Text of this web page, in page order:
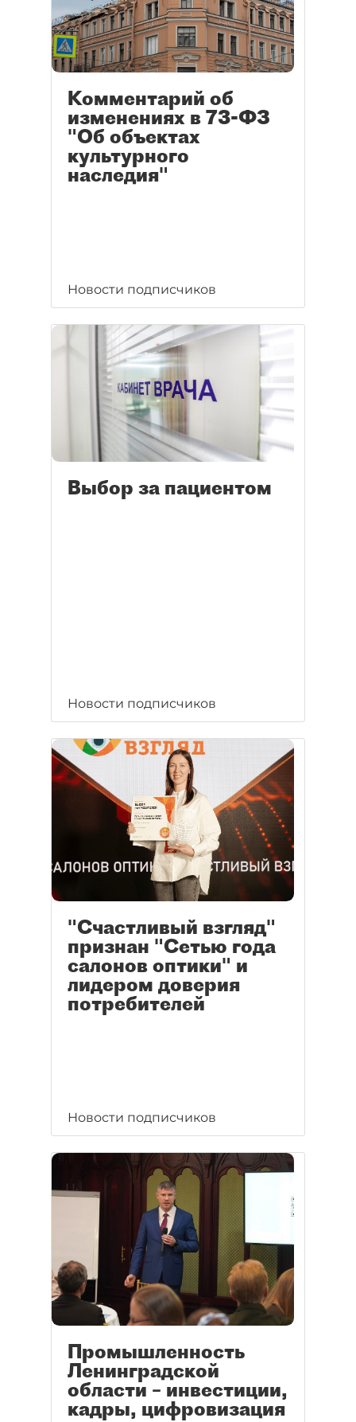
Комментарий об
изменениях в 73-ФЗ
"Об объектах
культурного
наследия"
Новости подписчиков
Выбор за пациентом
Новости подписчиков
"Счастливый взгляд"
признан "Сетью года
салонов оптики" и
лидером доверия
потребителей
Новости подписчиков
Промышленность
Ленинградской
области – инвестиции,
кадры, цифровизация